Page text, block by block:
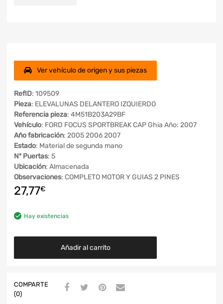
Ver vehículo de origen y sus piezas
RefID: 109509
Pieza: ELEVALUNAS DELANTERO IZQUIERDO
Referencia pieza: 4M51B203A29BF
Vehículo: FORD FOCUS SPORTBREAK CAP Ghia Año: 2007
Año fabricación: 2005 2006 2007
Estado: Material de segunda mano
Nº Puertas: 5
Ubicación: Almacenada
Observaciones: COMPLETO MOTOR Y GUIAS 2 PINES
27,77€
Hay existencias
Añadir al carrito
COMPARTE
(0)